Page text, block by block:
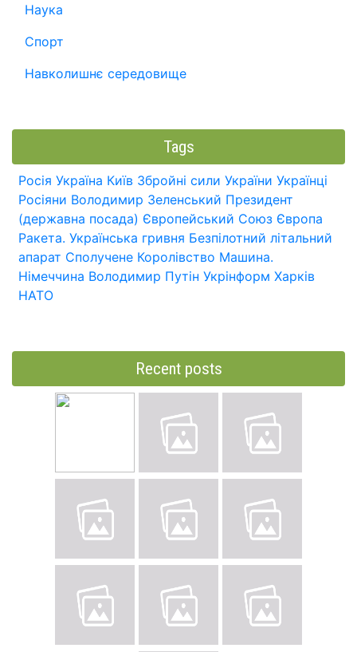
Наука
Спорт
Навколишнє середовище
Tags
Росія Україна Київ Збройні сили України Українці
Росіяни Володимир Зеленський Президент
(державна посада) Європейський Союз Європа
Ракета. Українська гривня Безпілотний літальний
апарат Сполучене Королівство Машина.
Німеччина Володимир Путін Укрінформ Харків
НАТО
Recent posts